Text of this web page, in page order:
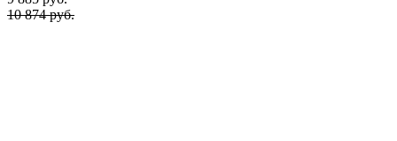
10 874 руб.